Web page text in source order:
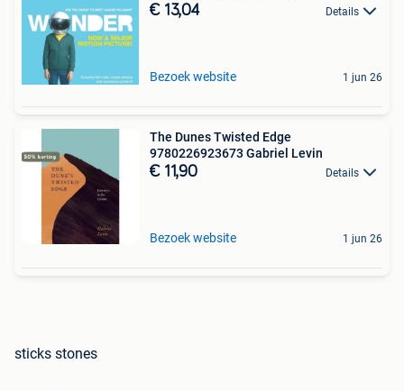
€ 13,04 Details
Bezoek website 1 jun 26
The Dunes Twisted Edge
9780226923673 Gabriel Levin
€ 11,90 Details
Bezoek website 1 jun 26
sticks stones